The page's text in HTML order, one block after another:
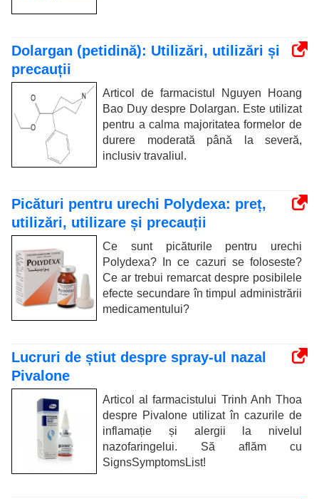
Dolargan (petidină): Utilizări, utilizări și
precauții
Articol de farmacistul Nguyen Hoang
Bao Duy despre Dolargan. Este utilizat
pentru a calma majoritatea formelor de
durere moderată până la severă,
inclusiv travaliul.
Picături pentru urechi Polydexa: preț,
utilizări, utilizare și precauții
Ce sunt picăturile pentru urechi
Polydexa? In ce cazuri se foloseste?
Ce ar trebui remarcat despre posibilele
efecte secundare în timpul administrării
medicamentului?
Lucruri de știut despre spray-ul nazal
Pivalone
Articol al farmacistului Trinh Anh Thoa
despre Pivalone utilizat în cazurile de
inflamație și alergii la nivelul
nazofaringelui. Să aflăm cu
SignsSymptomsList!